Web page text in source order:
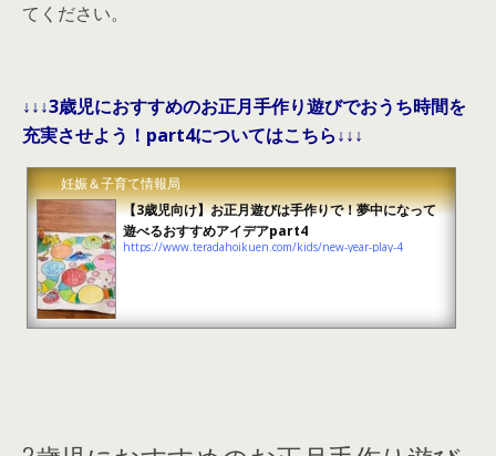
てください。
↓↓↓3歳児におすすめのお正月手作り遊びでおうち時間を
充実させよう！part4についてはこちら↓↓↓
妊娠＆子育て情報局
【3歳児向け】お正月遊びは手作りで！夢中になって
遊べるおすすめアイデアpart4
https://www.teradahoikuen.com/kids/new-year-play-4